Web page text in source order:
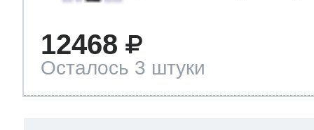
12468
Осталось 3 штуки